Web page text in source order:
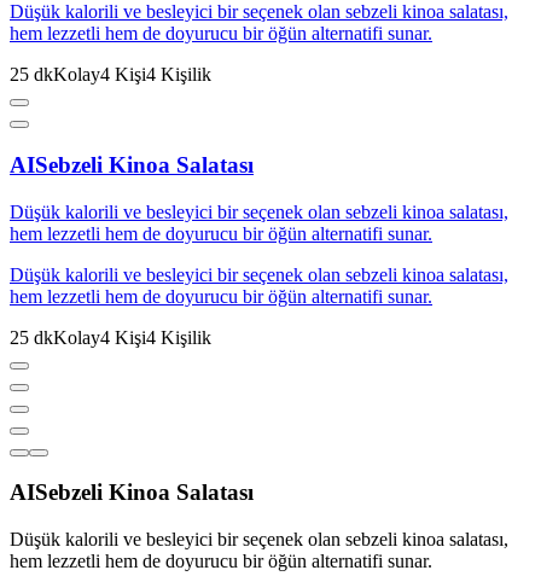
Düşük kalorili ve besleyici bir seçenek olan sebzeli kinoa salatası,
hem lezzetli hem de doyurucu bir öğün alternatifi sunar.
25 dkKolay4 Kişi4 Kişilik
AISebzeli Kinoa Salatası
Düşük kalorili ve besleyici bir seçenek olan sebzeli kinoa salatası,
hem lezzetli hem de doyurucu bir öğün alternatifi sunar.
Düşük kalorili ve besleyici bir seçenek olan sebzeli kinoa salatası,
hem lezzetli hem de doyurucu bir öğün alternatifi sunar.
25 dkKolay4 Kişi4 Kişilik
AISebzeli Kinoa Salatası
Düşük kalorili ve besleyici bir seçenek olan sebzeli kinoa salatası,
hem lezzetli hem de doyurucu bir öğün alternatifi sunar.